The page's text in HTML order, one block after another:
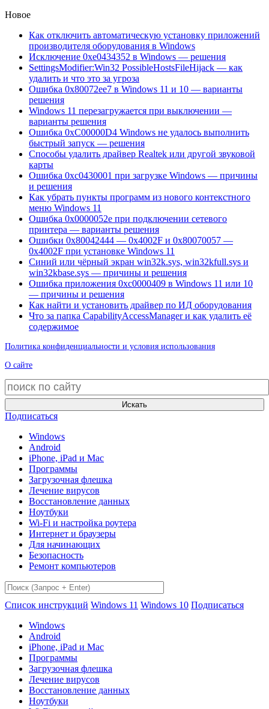
Новое
Как отключить автоматическую установку приложений
производителя оборудования в Windows
Исключение 0xe0434352 в Windows — решения
SettingsModifier:Win32 PossibleHostsFileHijack — как
удалить и что это за угроза
Ошибка 0x80072ee7 в Windows 11 и 10 — варианты
решения
Windows 11 перезагружается при выключении —
варианты решения
Ошибка 0xC00000D4 Windows не удалось выполнить
быстрый запуск — решения
Способы удалить драйвер Realtek или другой звуковой
карты
Ошибка 0xc0430001 при загрузке Windows — причины
и решения
Как убрать пункты программ из нового контекстного
меню Windows 11
Ошибка 0x0000052e при подключении сетевого
принтера — варианты решения
Ошибки 0x80042444 — 0x4002F и 0x80070057 —
0x4002F при установке Windows 11
Синий или чёрный экран win32k.sys, win32kfull.sys и
win32kbase.sys — причины и решения
Ошибка приложения 0xc0000409 в Windows 11 или 10
— причины и решения
Как найти и установить драйвер по ИД оборудования
Что за папка CapabilityAccessManager и как удалить её
содержимое
Политика конфиденциальности и условия использования
О сайте
Искать
Подписаться
Windows
Android
iPhone, iPad и Mac
Программы
Загрузочная флешка
Лечение вирусов
Восстановление данных
Ноутбуки
Wi-Fi и настройка роутера
Интернет и браузеры
Для начинающих
Безопасность
Ремонт компьютеров
Список инструкций Windows 11 Windows 10 Подписаться
Windows
Android
iPhone, iPad и Mac
Программы
Загрузочная флешка
Лечение вирусов
Восстановление данных
Ноутбуки